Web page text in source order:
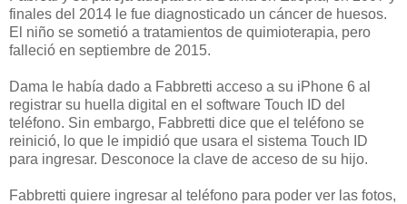
finales del 2014 le fue diagnosticado un cáncer de huesos.
El niño se sometió a tratamientos de quimioterapia, pero
falleció en septiembre de 2015.
Dama le había dado a Fabbretti acceso a su iPhone 6 al
registrar su huella digital en el software Touch ID del
teléfono. Sin embargo, Fabbretti dice que el teléfono se
reinició, lo que le impidió que usara el sistema Touch ID
para ingresar. Desconoce la clave de acceso de su hijo.
Fabbretti quiere ingresar al teléfono para poder ver las fotos,